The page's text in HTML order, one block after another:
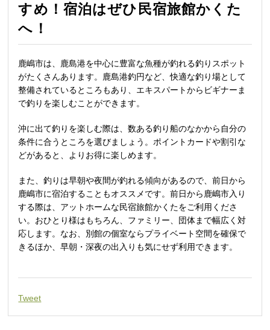
すめ！宿泊はぜひ民宿旅館かくた
へ！
鹿嶋市は、鹿島港を中心に豊富な魚種が釣れる釣りスポット
がたくさんあります。鹿島港釣円など、快適な釣り場として
整備されているところもあり、エキスパートからビギナーま
で釣りを楽しむことができます。
沖に出て釣りを楽しむ際は、数ある釣り船のなかから自分の
条件に合うところを選びましょう。ポイントカードや割引な
どがあると、よりお得に楽しめます。
また、釣りは早朝や夜間が釣れる傾向があるので、前日から
鹿嶋市に宿泊することもオススメです。前日から鹿嶋市入り
する際は、アットホームな民宿旅館かくたをご利用くださ
い。おひとり様はもちろん、ファミリー、団体まで幅広く対
応します。なお、別館の個室ならプライベート空間を確保で
きるほか、早朝・深夜の出入りも気にせず利用できます。
Tweet